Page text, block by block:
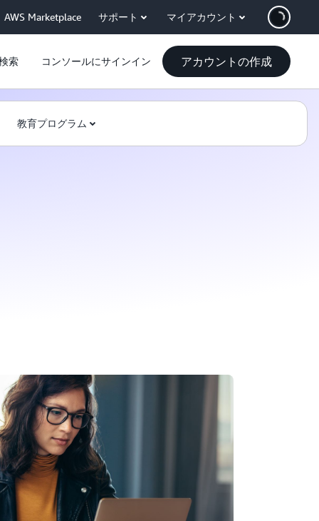
AWS Marketplace サポート マイアカウント
索 コンソールにサインイン アカウントの作成
教育プログラム